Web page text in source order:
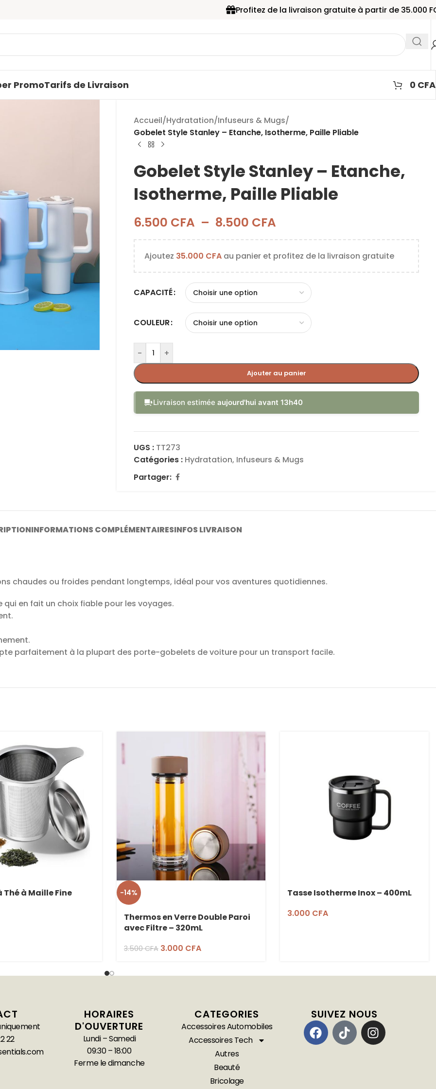
Profitez de la livraison gratuite à partir de 35.000 FCFA
PromoTarifs de Livraison 0 CFA
Accueil/Hydratation/Infuseurs & Mugs/
Gobelet Style Stanley – Etanche, Isotherme, Paille Pliable
Gobelet Style Stanley – Etanche,
Isotherme, Paille Pliable
6.500 CFA – 8.500 CFA
Ajoutez 35.000 CFA au panier et profitez de la livraison gratuite
CAPACITÉ
COULEUR
- +
Ajouter au panier
Livraison estimée aujourd'hui avant 13h40
UGS : TT273
Catégories : Hydratation, Infuseurs & Mugs
Partager:
INFORMATIONS COMPLÉMENTAIRESINFOS LIVRAISON
chaudes ou froides pendant longtemps, idéal pour vos aventures quotidiennes.
en fait un choix fiable pour les voyages.
parfaitement à la plupart des porte-gobelets de voiture pour un transport facile.
Thé à Maille Fine
-14%
Thermos en Verre Double Paroi
avec Filtre – 320mL
3.500CFA 3.000 CFA
Tasse Isotherme Inox – 400mL
3.000 CFA
22
HORAIRES
D'OUVERTURE
Lundi – Samedi
09:30 – 18:00
Ferme le dimanche
CATEGORIES
Accessoires Automobiles
Accessoires Tech
Autres
Beauté
Bricolage
SUIVEZ NOUS